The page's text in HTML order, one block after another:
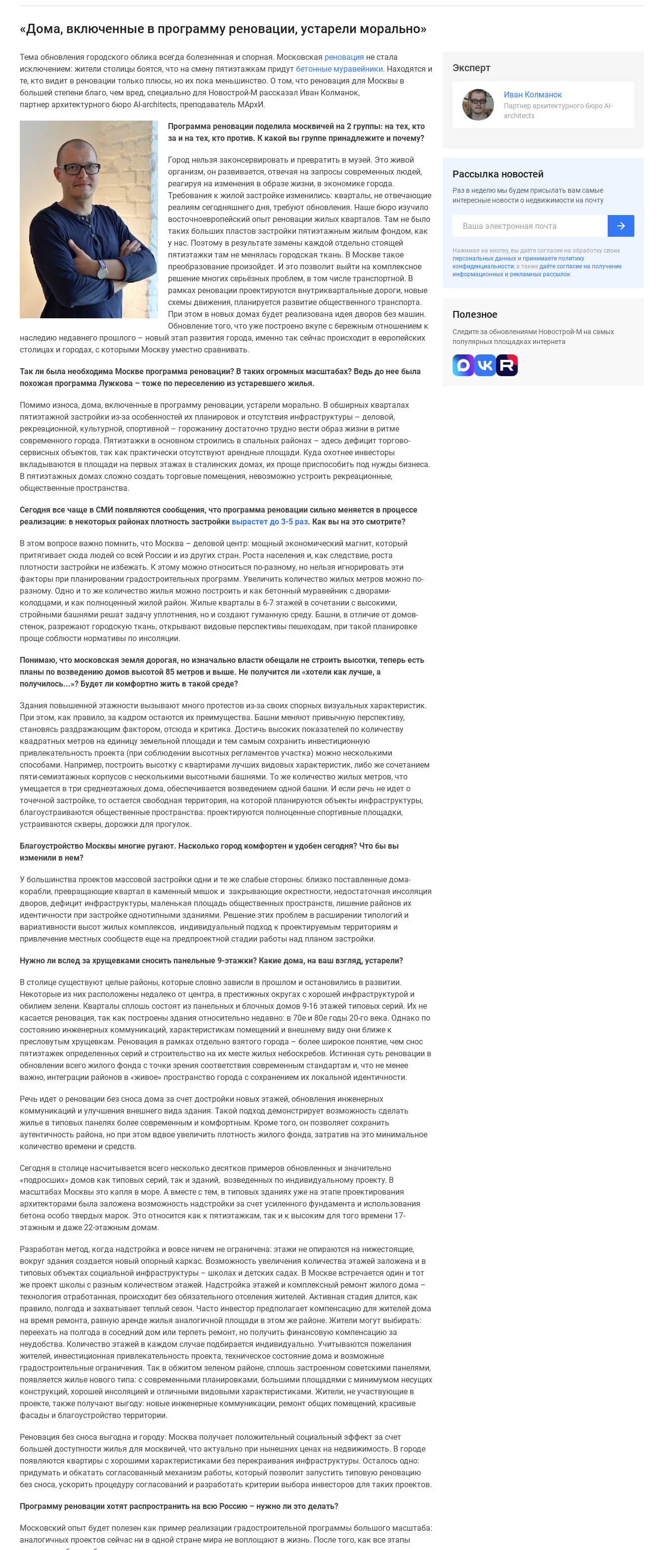
помещения
застройщики
Панорамы
новостроек
Видеообзор
Экспертиза
комнатные
Квартиры
Ипотечный
калькулятор
недвижимости
Мнение
Аналитика
рынка
Экспертиза
новостроек
Эксперты
авторы
Реклама
Апартаменты
#траншевая
ипотека
#рассрочка
Квартиры
скидками
новостроек
Субсидированная
застройщиком
Rutube
Москве
Программа
реновации
Новостройки
класса
Новостройки
класса
Рассрочка
ипотека
коттеджи
поселки
Готовые
коттеджные
поселки
Строящиеся
поселки
Коттеджные
поселки
Коттеджные
водоема
Коттеджные
поселки
ипотеку
Коттеджи
Скидки
«Дома, включенные в программу реновации, устарели морально»
Тема обновления городского облика всегда болезненная и спорная. Московская реновация не стала
исключением: жители столицы боятся, что на смену пятиэтажкам придут бетонные муравейники. Находятся и
те, кто видит в реновации только плюсы, но их пока меньшинство. О том, что реновация для Москвы в
большей степени благо, чем вред, специально для Новострой-М рассказал Иван Колманок,
партнер архитектурного бюро AI-architects, преподаватель МАрхИ.
Программа реновации поделила москвичей на 2 группы: на тех, кто
за и на тех, кто против. К какой вы группе принадлежите и почему?
Город нельзя законсервировать и превратить в музей. Это живой
организм, он развивается, отвечая на запросы современных людей,
реагируя на изменения в образе жизни, в экономике города.
Требования к жилой застройке изменились: кварталы, не отвечающие
реалиям сегодняшнего дня, требуют обновления. Наше бюро изучило
восточноевропейский опыт реновации жилых кварталов. Там не было
таких больших пластов застройки пятиэтажным жилым фондом, как
у нас. Поэтому в результате замены каждой отдельно стоящей
пятиэтажки там не менялась городская ткань. В Москве такое
преобразование произойдет. И это позволит выйти на комплексное
решение многих серьёзных проблем, в том числе транспортной. В
рамках реновации проектируются внутриквартальные дороги, новые
схемы движения, планируется развитие общественного транспорта.
При этом в новых домах будет реализована идея дворов без машин.
Обновление того, что уже построено вкупе с бережным отношением к
наследию недавнего прошлого – новый этап развития города, именно так сейчас происходит в европейских
столицах и городах, с которыми Москву уместно сравнивать.
Так ли была необходима Москве программа реновации? В таких огромных масштабах? Ведь до нее была
похожая программа Лужкова – тоже по переселению из устаревшего жилья.
Помимо износа, дома, включенные в программу реновации, устарели морально. В обширных кварталах
пятиэтажной застройки из-за особенностей их планировок и отсутствия инфраструктуры – деловой,
рекреационной, культурной, спортивной – горожанину достаточно трудно вести образ жизни в ритме
современного города. Пятиэтажки в основном строились в спальных районах – здесь дефицит торгово-
сервисных объектов, так как практически отсутствуют арендные площади. Куда охотнее инвесторы
вкладываются в площади на первых этажах в сталинских домах, их проще приспособить под нужды бизнеса.
В пятиэтажных домах сложно создать торговые помещения, невозможно устроить рекреационные,
общественные пространства.
Сегодня все чаще в СМИ появляются сообщения, что программа реновации сильно меняется в процессе
реализации: в некоторых районах плотность застройки вырастет до 3-5 раз. Как вы на это смотрите?
В этом вопросе важно помнить, что Москва – деловой центр: мощный экономический магнит, который
притягивает сюда людей со всей России и из других стран. Роста населения и, как следствие, роста
плотности застройки не избежать. К этому можно относиться по-разному, но нельзя игнорировать эти
факторы при планировании градостроительных программ. Увеличить количество жилых метров можно по-
разному. Одно и то же количество жилья можно построить и как бетонный муравейник с дворами-
колодцами, и как полноценный жилой район. Жилые кварталы в 6-7 этажей в сочетании с высокими,
стройными башнями решат задачу уплотнения, но и создают гуманную среду. Башни, в отличие от домов-
стенок, разрежают городскую ткань, открывают видовые перспективы пешеходам, при такой планировке
проще соблюсти нормативы по инсоляции.
Понимаю, что московская земля дорогая, но изначально власти обещали не строить высотки, теперь есть
планы по возведению домов высотой 85 метров и выше. Не получится ли «хотели как лучше, а
получилось...»? Будет ли комфортно жить в такой среде?
Здания повышенной этажности вызывают много протестов из-за своих спорных визуальных характеристик.
При этом, как правило, за кадром остаются их преимущества. Башни меняют привычную перспективу,
становясь раздражающим фактором, отсюда и критика. Достичь высоких показателей по количеству
квадратных метров на единицу земельной площади и тем самым сохранить инвестиционную
привлекательность проекта (при соблюдении высотных регламентов участка) можно несколькими
способами. Например, построить высотку с квартирами лучших видовых характеристик, либо же сочетанием
пяти-семиэтажных корпусов с несколькими высотными башнями. То же количество жилых метров, что
умещается в три среднеэтажных дома, обеспечивается возведением одной башни. И если речь не идет о
точечной застройке, то остается свободная территория, на которой планируются объекты инфраструктуры,
благоустраиваются общественные пространства: проектируются полноценные спортивные площадки,
устраиваются скверы, дорожки для прогулок.
Благоустройство Москвы многие ругают. Насколько город комфортен и удобен сегодня? Что бы вы
изменили в нем?
У большинства проектов массовой застройки одни и те же слабые стороны: близко поставленные дома-
корабли, превращающие квартал в каменный мешок и закрывающие окрестности, недостаточная инсоляция
дворов, дефицит инфраструктуры, маленькая площадь общественных пространств, лишение районов их
идентичности при застройке однотипными зданиями. Решение этих проблем в расширении типологий и
вариативности высот жилых комплексов, индивидуальный подход к проектируемым территориям и
привлечение местных сообществ еще на предпроектной стадии работы над планом застройки.
Нужно ли вслед за хрущевками сносить панельные 9-этажки? Какие дома, на ваш взгляд, устарели?
В столице существуют целые районы, которые словно зависли в прошлом и остановились в развитии.
Некоторые из них расположены недалеко от центра, в престижных округах с хорошей инфраструктурой и
обилием зелени. Кварталы сплошь состоят из панельных и блочных домов 9-16 этажей типовых серий. Их не
касается реновация, так как построены здания относительно недавно: в 70е и 80е годы 20-го века. Однако по
состоянию инженерных коммуникаций, характеристикам помещений и внешнему виду они ближе к
пресловутым хрущевкам. Реновация в рамках отдельно взятого города – более широкое понятие, чем снос
пятиэтажек определенных серий и строительство на их месте жилых небоскребов. Истинная суть реновации в
обновлении всего жилого фонда с точки зрения соответствия современным стандартам и, что не менее
важно, интеграции районов в «живое» пространство города с сохранением их локальной идентичности.
Речь идет о реновации без сноса дома за счет достройки новых этажей, обновления инженерных
коммуникаций и улучшения внешнего вида здания. Такой подход демонстрирует возможность сделать
жилье в типовых панелях более современным и комфортным. Кроме того, он позволяет сохранить
аутентичность района, но при этом вдвое увеличить плотность жилого фонда, затратив на это минимальное
количество времени и средств.
Сегодня в столице насчитывается всего несколько десятков примеров обновленных и значительно
«подросших» домов как типовых серий, так и зданий, возведенных по индивидуальному проекту. В
масштабах Москвы это капля в море. А вместе с тем, в типовых зданиях уже на этапе проектирования
архитекторами была заложена возможность надстройки за счет усиленного фундамента и использования
бетона особо твердых марок. Это относится как к пятиэтажкам, так и к высоким для того времени 17-
этажным и даже 22-этажным домам.
Разработан метод, когда надстройка и вовсе ничем не ограничена: этажи не опираются на нижестоящие,
вокруг здания создается новый опорный каркас. Возможность увеличения количества этажей заложена и в
типовых объектах социальной инфраструктуры – школах и детских садах. В Москве встречается один и тот
же проект школы с разным количеством этажей. Надстройка этажей и комплексный ремонт жилого дома –
технология отработанная, происходит без обязательного отселения жителей. Активная стадия длится, как
правило, полгода и захватывает теплый сезон. Часто инвестор предполагает компенсацию для жителей дома
на время ремонта, равную аренде жилья аналогичной площади в этом же районе. Жители могут выбирать:
переехать на полгода в соседний дом или терпеть ремонт, но получить финансовую компенсацию за
неудобства. Количество этажей в каждом случае подбирается индивидуально. Учитываются пожелания
жителей, инвестиционная привлекательность проекта, техническое состояние дома и возможные
градостроительные ограничения. Так в обжитом зеленом районе, сплошь застроенном советскими панелями,
появляется жилье нового типа: с современными планировками, большими площадями с минимумом несущих
конструкций, хорошей инсоляцией и отличными видовыми характеристиками. Жители, не участвующие в
проекте, также получают выгоду: новые инженерные коммуникации, ремонт общих помещений, красивые
фасады и благоустройство территории.
Реновация без сноса выгодна и городу: Москва получает положительный социальный эффект за счет
большей доступности жилья для москвичей, что актуально при нынешних ценах на недвижимость. В городе
появляются квартиры с хорошими характеристиками без перекраивания инфраструктуры. Осталось одно:
придумать и обкатать согласованный механизм работы, который позволит запустить типовую реновацию
без сноса, ускорить процедуру согласований и разработать критерии выбора инвесторов для таких проектов.
Программу реновации хотят распространить на всю Россию – нужно ли это делать?
Московский опыт будет полезен как пример реализации градостроительной программы большого масштаба:
аналогичных проектов сейчас ни в одной стране мира не воплощают в жизнь. После того, как все этапы
Эксперт
Иван Колманок
Партнер архитектурного бюро AI-
architects
Рассылка новостей
Раз в неделю мы будем присылать вам самые
интересные новости о недвижимости на почту
Нажимая на кнопку, вы даёте согласие на обработку своих
персональных данных и принимаете политику
конфиденциальности, а также даёте согласие на получение
информационных и рекламных рассылок
Полезное
Следите за обновлениями Новострой-М на самых
популярных площадках интернета